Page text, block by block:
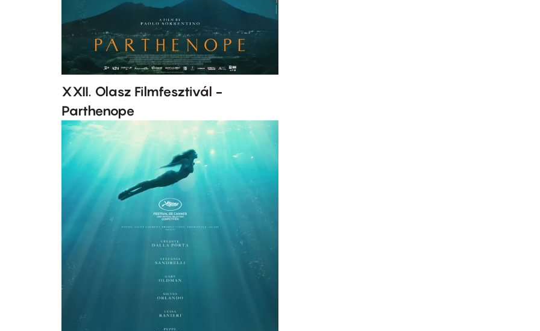
XXII. Olasz Filmfesztivál -
Parthenope